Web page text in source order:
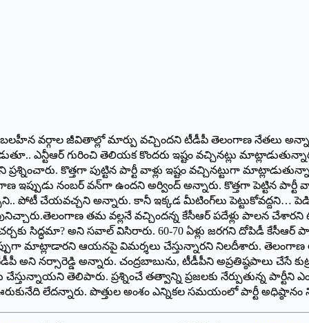
బలహీన వర్గాల జీవితాల్లో మార్పు వచ్చిందని టీడీపీ తెలంగాణ నేతలు
‌గురించి తెలియక కొందరు ఇష్టం వచ్చినట్లు
కొత్తగా పుట్టిన పార్టీ వాళ్లు ఇష్టం వచ్చినట్టుగా
ఇప్పుడు నంబర్‌ ‌వన్‌గా ఉందని అర్వింద్‌ అన్నారు. కొత్తగా పెట్టిన
చేయవచ్చని అన్నారు. కానీ ఇక్కడ మీటింగ్‌లు పెట్టుకోవద్దని… పెడితే
తమ వల్లనే వచ్చిందన్న కేసీఆర్‌ ‌పదేళ్లు పాలన
సిద్ధమా? అని సవాల్‌ ‌విసిరారు. 60-70 ఏళ్లు జరగని దోపిడీ
మాట్లాడారని ఆయనపై విమర్శలు చేస్తున్నారని నిలదీశారు.
అని నర్సారెడ్డి అన్నారు. చంద్రబాబును, టీడీపీని అప్రతిష్ఠపాలు చేసే
తెలిపారు. ప్రశ్నించే తత్వాన్ని ప్రజలకు నేర్పుతున్న పార్టీని
లేదన్నారు. పొత్తుల అంశం ఎన్నికల సమయంలో పార్టీ అధిష్ఠానం